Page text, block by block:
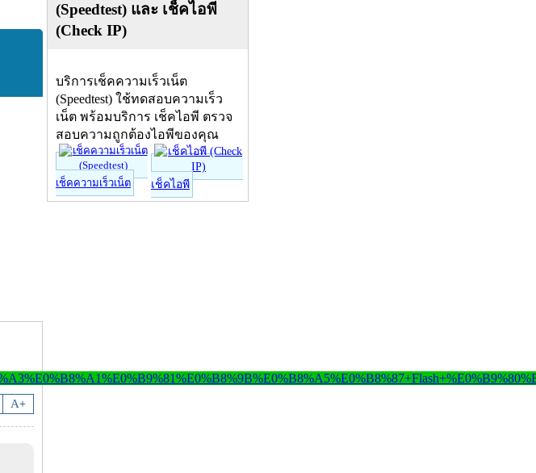
A+
(Speedtest) และ เช็คไอพี
(Check IP)
บริการเช็คความเร็วเน็ต
(Speedtest) ใช้ทดสอบความเร็ว
เน็ต พร้อมบริการ เช็คไอพี ตรวจ
สอบความถูกต้องไอพีของคุณ
เช็คความเร็วเน็ต เช็คไอพี